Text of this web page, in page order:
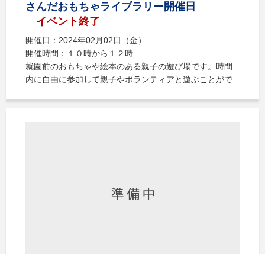
さんだおもちゃライブラリー開催日
イベント終了
開催日：2024年02月02日（金）
開催時間：１０時から１２時
就園前のおもちゃや絵本のある親子の遊び場です。時間
内に自由に参加して親子やボランティアと遊ぶことがで...